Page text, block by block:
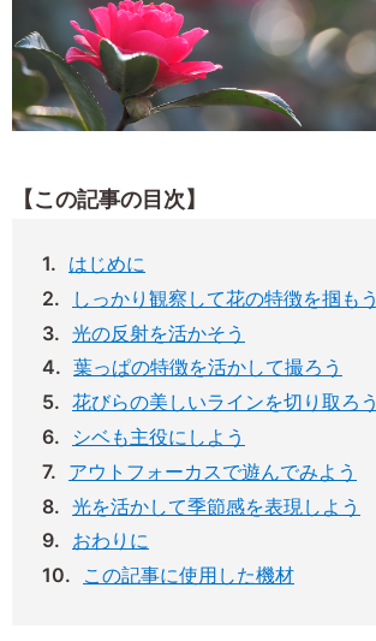
【この記事の目次】
はじめに
しっかり観察して花の特徴を掴もう
光の反射を活かそう
葉っぱの特徴を活かして撮ろう
花びらの美しいラインを切り取ろう
シベも主役にしよう
アウトフォーカスで遊んでみよう
光を活かして季節感を表現しよう
おわりに
この記事に使用した機材